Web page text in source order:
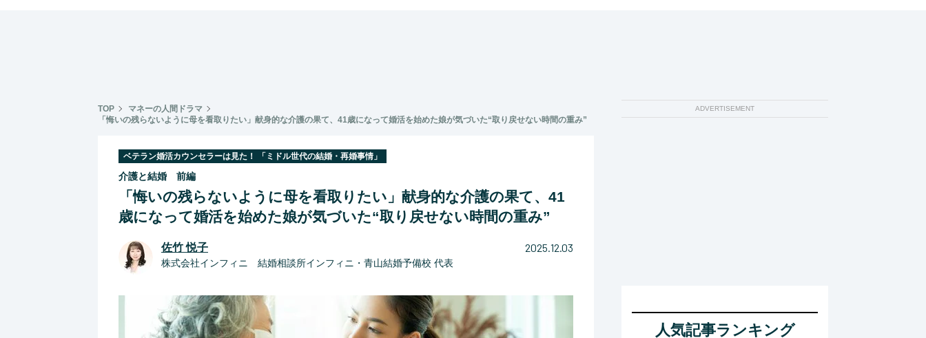
TOP
マネーの人間ドラマ
「悔いの残らないように母を看取りたい」献身的な介護の果て、41歳になって婚活を始めた娘が気づいた“取り戻せない時間の重み”
ベテラン婚活カウンセラーは見た！ 「ミドル世代の結婚・再婚事情」
介護と結婚 前編
「悔いの残らないように母を看取りたい」献身的な介護の果て、41
歳になって婚活を始めた娘が気づいた“取り戻せない時間の重み”
佐竹 悦子
株式会社インフィニ 結婚相談所インフィニ・青山結婚予備校 代表
2025.12.03
ADVERTISEMENT
人気記事ランキング